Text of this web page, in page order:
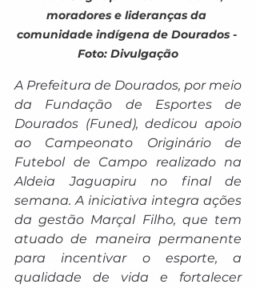
moradores e lideranças da
comunidade indígena de Dourados -
Foto: Divulgação
A Prefeitura de Dourados, por meio
da Fundação de Esportes de
Dourados (Funed), dedicou apoio
ao Campeonato Originário de
Futebol de Campo realizado na
Aldeia Jaguapiru no final de
semana. A iniciativa integra ações
da gestão Marçal Filho, que tem
atuado de maneira permanente
para incentivar o esporte, a
qualidade de vida e fortalecer